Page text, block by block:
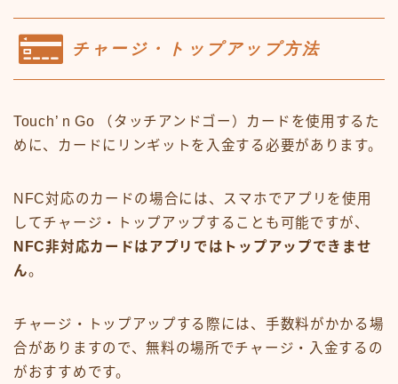
チャージ・トップアップ方法
Touch’ n Go （タッチアンドゴー）カードを使用するた
めに、カードにリンギットを入金する必要があります。
NFC対応のカードの場合には、スマホでアプリを使用
してチャージ・トップアップすることも可能ですが、
NFC非対応カードはアプリではトップアップできませ
ん。
チャージ・トップアップする際には、手数料がかかる場
合がありますので、無料の場所でチャージ・入金するの
がおすすめです。